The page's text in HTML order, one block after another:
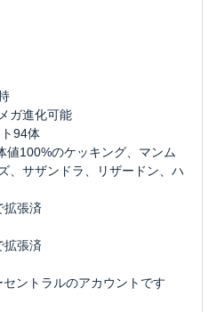
ガ進化可能
ト94体
値100%のケッキング、マンム
、サザンドラ、リザードン、ハ
1200まで拡張済
1700まで拡張済
セントラルのアカウントです